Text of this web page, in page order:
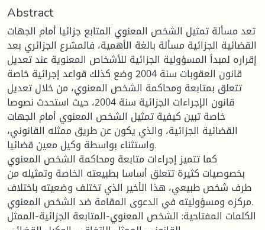
Abstract
تعد مسألة تمثيل الشخص المعنوي المتابع جزائيا أمام الجهات
القضائية الجزائية مسألة بالغة الأهمية، فالمشرع الجزائري بعد
إقراره لمبدأ المسؤولية الجزائية للأشخاص المعنوية عند تعديل
قانون العقوبات سنة 2004 وضع كذلك قواعد إجرائية خاصة
تتعلق بمتابعة ومحاكمة الشخص المعنوي، من خلال تعديل
قانون الإجراءات الجزائية سنة 2004، حيث استحدث نصوصا
خاصة تبين كيفية تمثيل الشخص المعنوي أمام الجهات
القضائية الجزائية، والذي يكون عن طريق ممثله القانوني،
واستثناء بواسطة وكيل معين قضائيا.
كما تتميز إجراءات متابعة ومحاكمة الشخص المعنوي
بخصوصيات كثيرة تتعلق أساسا بطبيعته الخاصة وتمثيله من
طرف شخص طبيعي، هذا الأخير الذي تختلف وضعيته باختلاف
مركزه ومسؤوليته في الدعوى المقامة ضد الشخص المعنوي.
الكلمات المفتاحية: الشخص المعنوي-المتابعة الجزائية-الممثل